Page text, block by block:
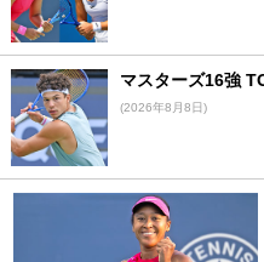
マスターズ16強
(2026年8月8日)